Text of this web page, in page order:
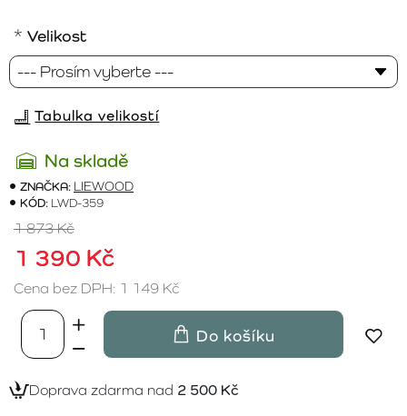
Na skladě
ZNAČKA: LIEWOOD
KÓD: LWD-359
1 390 Kč
1 873 Kč
Cena bez DPH: 1 149 Kč
Velikost
Do košíku
Tabulka velikostí
Doprava zdarma nad 2 500 Kč